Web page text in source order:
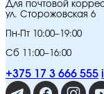
Для почтовой
ул. Сторожовская 6
Пн-Пт 10:00–19:00
Сб 11:00–16:00
+375 17 3 666 555